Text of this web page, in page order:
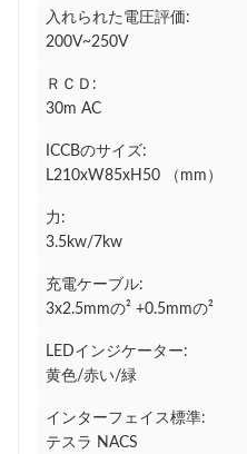
入れられた電圧評価:
200V~250V
ＲＣＤ:
30m AC
ICCBのサイズ:
L210xW85xH50 （mm）
力:
3.5kw/7kw
充電ケーブル:
3x2.5mmの² +0.5mmの²
LEDインジケーター:
黄色/赤い/緑
インターフェイス標準:
テスラ NACS